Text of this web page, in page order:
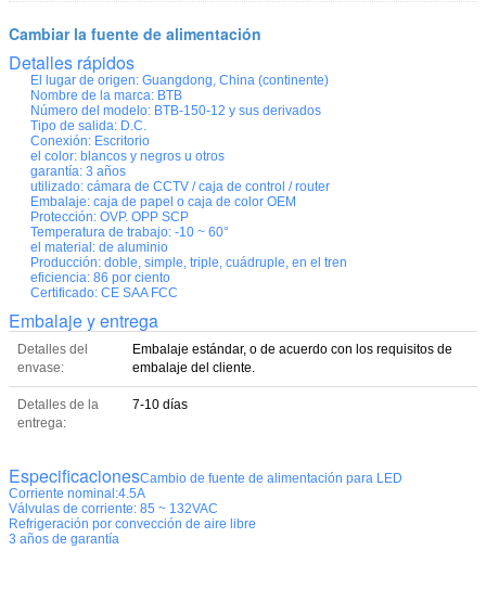
Cambiar la fuente de alimentación
Detalles rápidos
El lugar de origen: Guangdong, China (continente)
Nombre de la marca: BTB
Número del modelo: BTB-150-12 y sus derivados
Tipo de salida: D.C.
Conexión: Escritorio
el color: blancos y negros u otros
garantía: 3 años
utilizado: cámara de CCTV / caja de control / router
Embalaje: caja de papel o caja de color OEM
Protección: OVP. OPP SCP
Temperatura de trabajo: -10 ~ 60°
el material: de aluminio
Producción: doble, simple, triple, cuádruple, en el tren
eficiencia: 86 por ciento
Certificado: CE SAA FCC
Embalaje y entrega
Detalles del
envase:
Embalaje estándar, o de acuerdo con los requisitos de
embalaje del cliente.
Detalles de la
entrega:
7-10 días
EspecificacionesCambio de fuente de alimentación para LED
Corriente nominal:4.5A
Válvulas de corriente: 85 ~ 132VAC
Refrigeración por convección de aire libre
3 años de garantía